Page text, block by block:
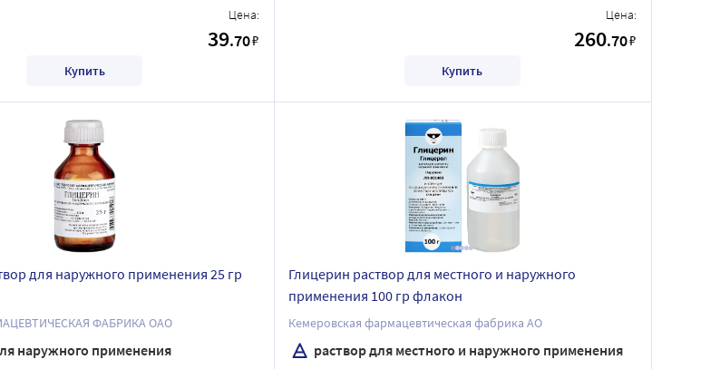
Цена:
39.70₽
Купить
Цена:
260.70₽
Купить
для наружного применения 25 гр
ФАБРИКА ОАО
наружного применения
Глицерин раствор для местного и наружного
применения 100 гр флакон
Кемеровская фармацевтическая фабрика АО
раствор для местного и наружного применения